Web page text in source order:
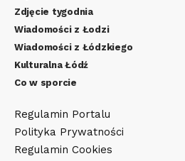
Zdjęcie tygodnia
Wiadomości z Łodzi
Wiadomości z Łódzkiego
Kulturalna Łódź
Co w sporcie
Regulamin Portalu
Polityka Prywatności
Regulamin Cookies